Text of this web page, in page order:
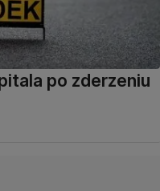
po zderzeniu